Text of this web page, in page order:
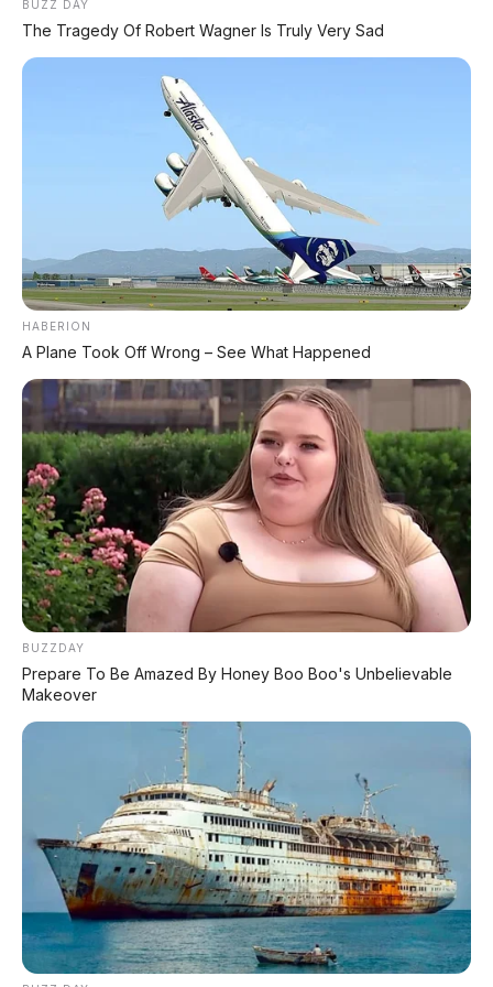
Velg & Ban 19 inci dengan Pirelli all-terrain
Di atas Chery Tiggo 9 (~Rp700-800
2027
📰 Baca Juga Mobil Hybrid & SUV
Terbaru:
🚗 Chery Fulwin A9L
Sedan premium dengan jarak tempuh
2.500 km!
⚡ Chery Fulwin A9
Sedan listrik mewah dari Chery
🏔️ Jetour Traveler 8
SUV off-road tangguh dari Chery Group
BUZZ DAY
The Tragedy Of Robert Wagner Is Truly Very Sad
HABERION
A Plane Took Off Wrong – See What Happened
BUZZDAY
Prepare To Be Amazed By Honey Boo Boo's Unbelievable
Makeover